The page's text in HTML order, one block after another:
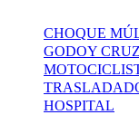
CHOQUE
GODOY
HOSPITAL